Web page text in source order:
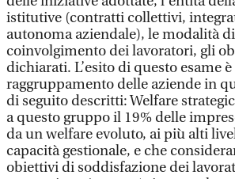
istitutive (contratti collettivi,
autonoma aziendale), le modalità
coinvolgimento dei lavoratori, gli
dichiarati. L’esito di questo esame
raggruppamento delle aziende in
di seguito descritti: Welfare
a questo gruppo il 19% delle
da un welfare evoluto, ai più alti
capacità gestionale, e che
obiettivi di soddisfazione dei